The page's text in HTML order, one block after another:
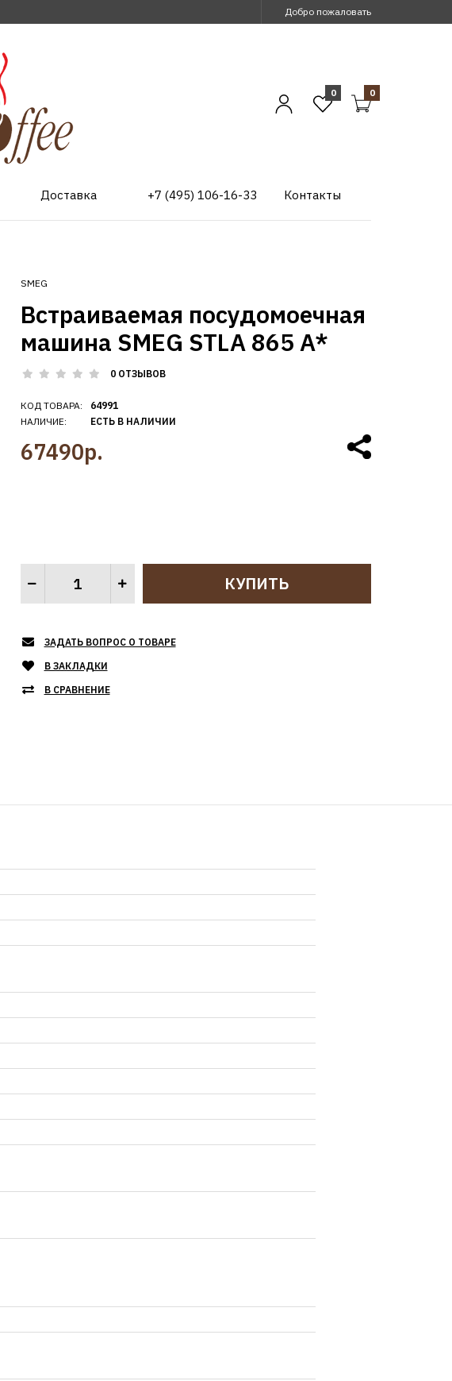
Добро пожаловать
0 0
Доставка +7 (495) 106-16-33 Контакты
SMEG
Встраиваемая посудомоечная
машина SMEG STLA 865 A*
0 ОТЗЫВОВ
КОД ТОВАРА:
НАЛИЧИЕ:
64991
ЕСТЬ В НАЛИЧИИ
67490р.
ЗАДАТЬ ВОПРОС О ТОВАРЕ
В ЗАКЛАДКИ
В СРАВНЕНИЕ